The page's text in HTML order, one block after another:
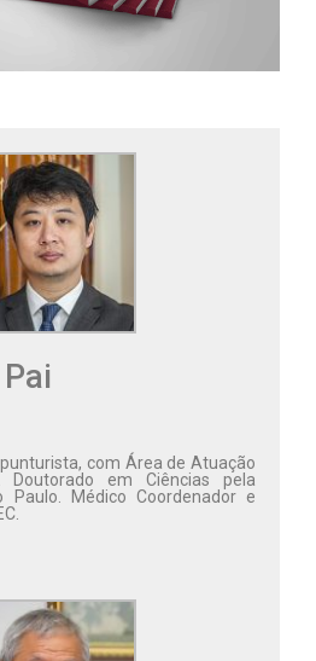
com Área de Atuação
em Ciências pela
Paulo. Médico Coordenador e